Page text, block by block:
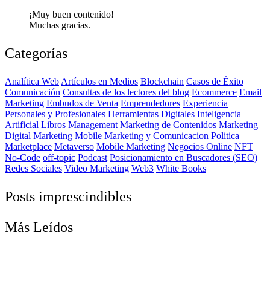
¡Muy buen contenido!
Muchas gracias.
Categorías
Analítica WebArtículos en Medios Blockchain Casos de Éxito
Comunicación Consultas de los lectores del blog Ecommerce Email
Marketing Embudos de Venta Emprendedores Experiencia
Personales y Profesionales Herramientas Digitales Inteligencia
Artificial Libros Management Marketing de Contenidos Marketing
Digital Marketing Mobile Marketing y Comunicacion Politica
Marketplace Metaverso Mobile Marketing Negocios Online NFT
No-Code off-topic Podcast Posicionamiento en Buscadores (SEO)
Redes Sociales Video Marketing Web3 White Books
Posts imprescindibles
Más Leídos